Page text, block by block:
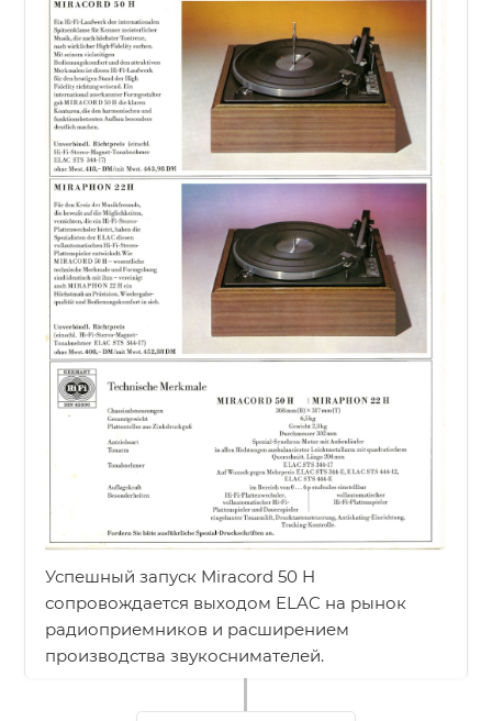
Успешный запуск Miracord 50 H
сопровождается выходом ELAC на рынок
радиоприемников и расширением
производства звукоснимателей.